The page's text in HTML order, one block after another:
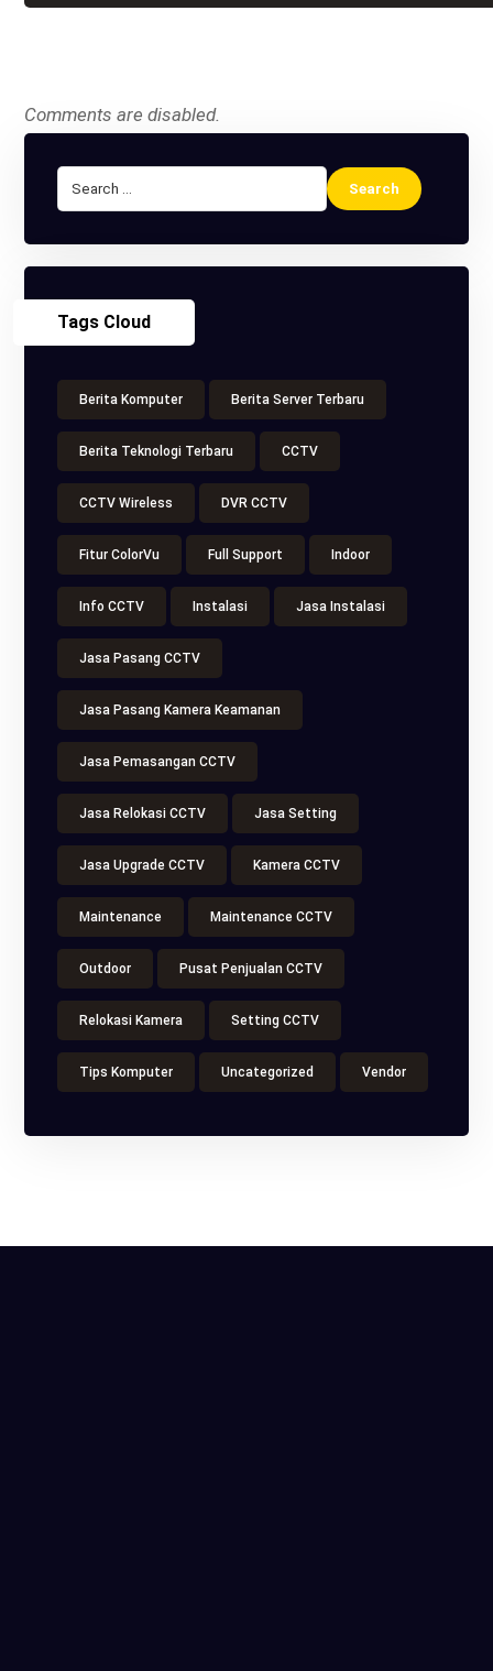
Comments are disabled.
Tags Cloud
Berita Komputer Berita Server Terbaru
Berita Teknologi Terbaru CCTV
CCTV Wireless DVR CCTV
Fitur ColorVu Full Support Indoor
Info CCTV Instalasi Jasa Instalasi
Jasa Pasang CCTV
Jasa Pasang Kamera Keamanan
Jasa Pemasangan CCTV
Jasa Relokasi CCTV Jasa Setting
Jasa Upgrade CCTV Kamera CCTV
Maintenance Maintenance CCTV
Outdoor Pusat Penjualan CCTV
Relokasi Kamera Setting CCTV
Tips Komputer Uncategorized Vendor